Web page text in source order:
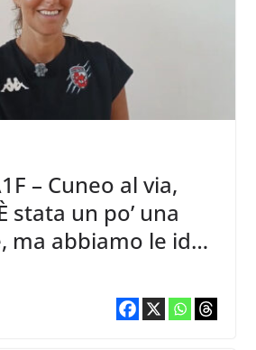
– Cuneo al via,
stata un po’ una
ma abbiamo le idee
vogliamo fare”